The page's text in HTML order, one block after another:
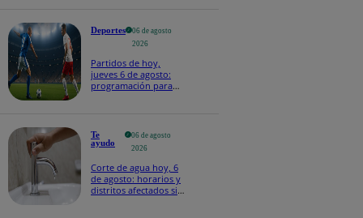
Deportes
06 de agosto
2026
Partidos de hoy,
jueves 6 de agosto:
programación para
Te
ayudo
06 de agosto
2026
Corte de agua hoy, 6
de agosto: horarios y
distritos afectados sin